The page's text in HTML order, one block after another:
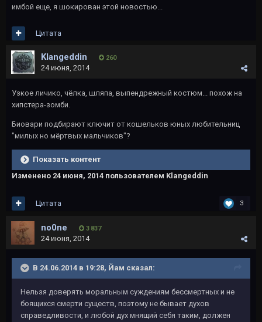
имбой еще, я шокирован этой новостью...
Цитата
Klangeddin 260
24 июня, 2014
Узкое личико, чёлка, шляпа, выпендрежный костюм... похож на
хипстера-зомби.
Биовари подбирают ключит от кошельков юных любительниц
"милых но мёртвых мальчиков"?
Показать контент
Изменено 24 июня, 2014 пользователем Klangeddin
3
Цитата
no0ne 3 837
24 июня, 2014
В 24.06.2014 в 19:28, Йам сказал:
Нельзя доверять моральным суждениям бессмертных и не
боящихся смерти существ, поэтому не бывает духов
справедливости, и любой дух мнящий себя таким, должен